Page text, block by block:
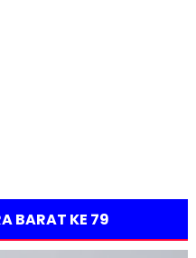
BARAT KE 79